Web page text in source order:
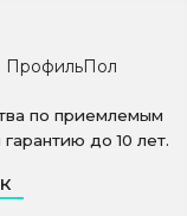
по приемлемым
до 10 лет.